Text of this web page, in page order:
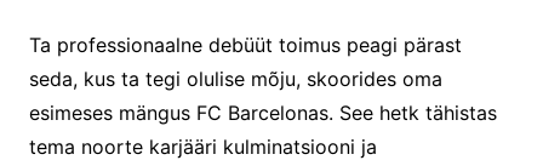
Ta professionaalne debüüt toimus peagi pärast
seda, kus ta tegi olulise mõju, skoorides oma
esimeses mängus FC Barcelonas. See hetk tähistas
tema noorte karjääri kulminatsiooni ja